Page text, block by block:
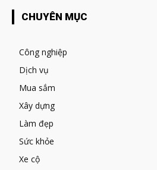
CHUYÊN MỤC
Công nghiệp
Dịch vụ
Mua sắm
Xây dựng
Làm đẹp
Sức khỏe
Xe cộ